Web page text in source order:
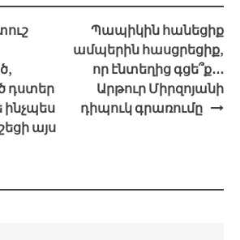
դստեր
ինչպես
այս
Պապիկին հանեցիք
ամպերին հասցրեցիք,
որ էնտեղից գցե՞ք․․․
Արթուր Միրզոյանի
դիպուկ գրառումը